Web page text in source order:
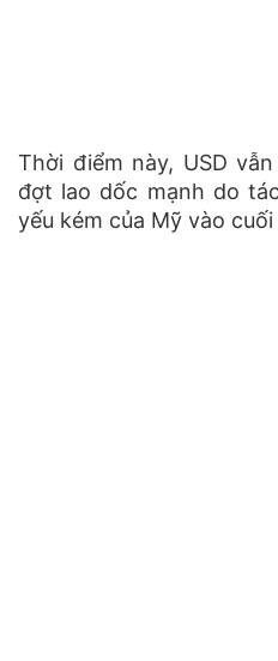
Thời điểm này, USD
đợt lao dốc mạnh do
yếu kém của Mỹ vào